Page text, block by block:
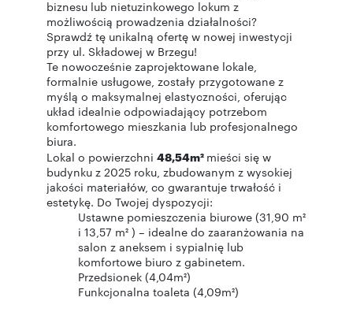
biznesu lub nietuzinkowego lokum z
możliwością prowadzenia działalności?
Sprawdź tę unikalną ofertę w nowej inwestycji
przy ul. Składowej w Brzegu!
Te nowocześnie zaprojektowane lokale,
formalnie usługowe, zostały przygotowane z
myślą o maksymalnej elastyczności, oferując
układ idealnie odpowiadający potrzebom
komfortowego mieszkania lub profesjonalnego
biura.
Lokal o powierzchni 48,54m² mieści się w
budynku z 2025 roku, zbudowanym z wysokiej
jakości materiałów, co gwarantuje trwałość i
estetykę. Do Twojej dyspozycji:
Ustawne pomieszczenia biurowe (31,90 m²
i 13,57 m² ) – idealne do zaaranżowania na
salon z aneksem i sypialnię lub
komfortowe biuro z gabinetem.
Przedsionek (4,04m²)
Funkcjonalna toaleta (4,09m²)